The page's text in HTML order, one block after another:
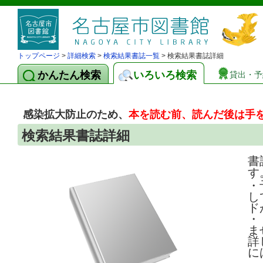
トップページ > 詳細検索 > 検索結果書誌一覧 > 検索結果書誌詳細
かんたん検索 いろいろ検索 貸出・
感染拡大防止のため、本を読む前、読んだ後は手
検索結果書誌詳細
書
す
詳
に